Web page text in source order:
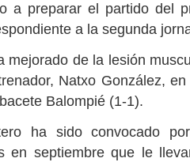
a preparar el partido del
a la segunda
mejorado de la lesión
Natxo González,
Balompié (1-1).
ha sido convocado
en septiembre que le